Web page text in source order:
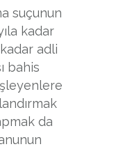
suçunun
kadar
adli
bahis
da